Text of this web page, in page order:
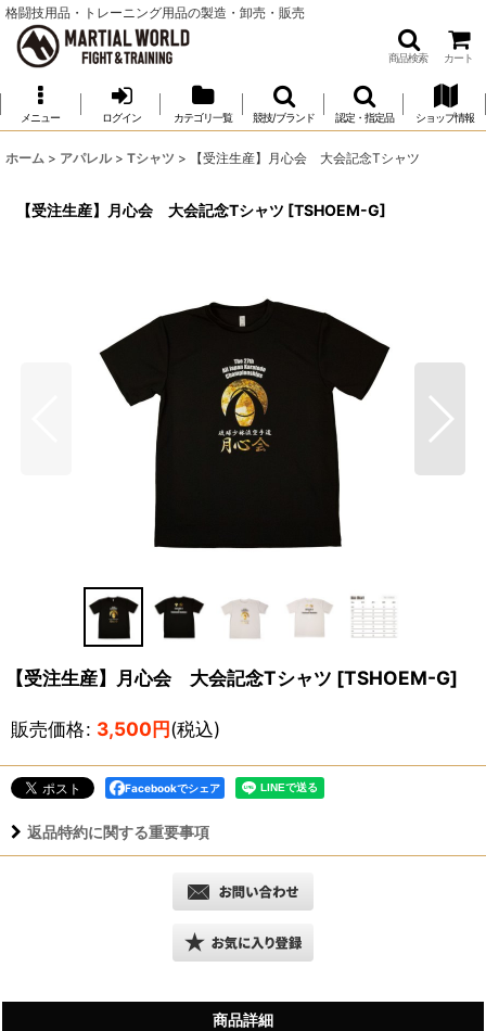
格闘技用品・トレーニング用品の製造・卸売・販売
商品検索 カート
メニュー ログイン カテゴリ一覧 競技/ブランド 認定・指定品 ショップ情報
ホーム > アパレル > Tシャツ > 【受注生産】月心会 大会記念Tシャツ
【受注生産】月心会 大会記念Tシャツ [TSHOEM-G]
【受注生産】月心会 大会記念Tシャツ [TSHOEM-G]
販売価格: 3,500円(税込)
Facebookでシェア
返品特約に関する重要事項
商品詳細